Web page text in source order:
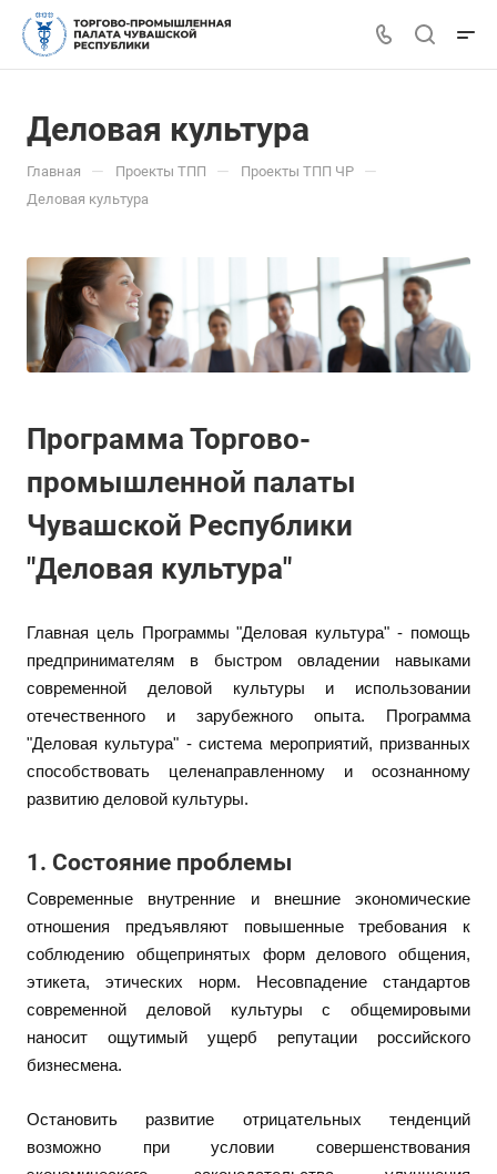
Деловая культура
Главная — Проекты ТПП — Проекты ТПП ЧР —
Деловая культура
Программа Торгово-
промышленной палаты
Чувашской Республики
"Деловая культура"
Главная цель Программы "Деловая культура" - помощь
предпринимателям в быстром овладении навыками
современной деловой культуры и использовании
отечественного и зарубежного опыта. Программа
"Деловая культура" - система мероприятий, призванных
способствовать целенаправленному и осознанному
развитию деловой культуры.
1. Состояние проблемы
Современные внутренние и внешние экономические
отношения предъявляют повышенные требования к
соблюдению общепринятых форм делового общения,
этикета, этических норм. Несовпадение стандартов
современной деловой культуры с общемировыми
наносит ощутимый ущерб репутации российского
бизнесмена.
Остановить развитие отрицательных тенденций
возможно при условии совершенствования